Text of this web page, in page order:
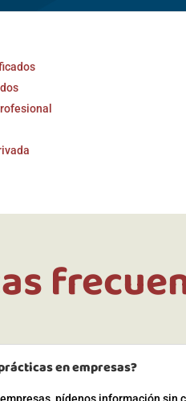
en empresas?
pídenos información sin